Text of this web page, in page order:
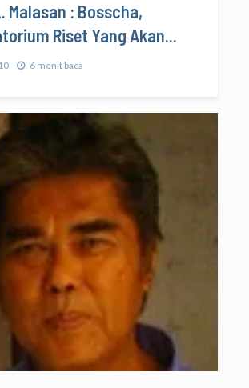
Malasan : Bosscha,
Riset Yang Akan...
6 menit baca